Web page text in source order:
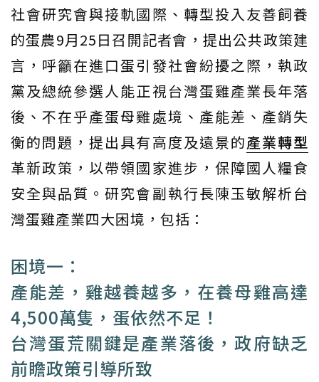
社會研究會與接軌國際、轉型投入友善飼養
的蛋農9月25日召開記者會，提出公共政策建
言，呼籲在進口蛋引發社會紛擾之際，執政
黨及總統參選人能正視台灣蛋雞產業長年落
後、不在乎產蛋母雞處境、產能差、產銷失
衡的問題，提出具有高度及遠景的產業轉型
革新政策，以帶領國家進步，保障國人糧食
安全與品質。研究會副執行長陳玉敏解析台
灣蛋雞產業四大困境，包括：
困境一：
產能差，雞越養越多，在養母雞高達
4,500萬隻，蛋依然不足！
台灣蛋荒關鍵是產業落後，政府缺乏
前瞻政策引導所致